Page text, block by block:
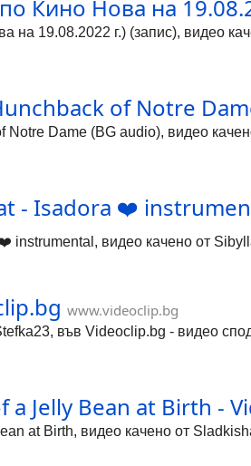
Кино Нова на
на 19.08.2022 г.) (запис), видео
of Notre
Dame (BG audio), видео
- Isadora ❤️
видео качено от
www.videoclip.bg
във Videoclip.bg - видео
a Jelly Bean at Birth -
at Birth, видео качено от